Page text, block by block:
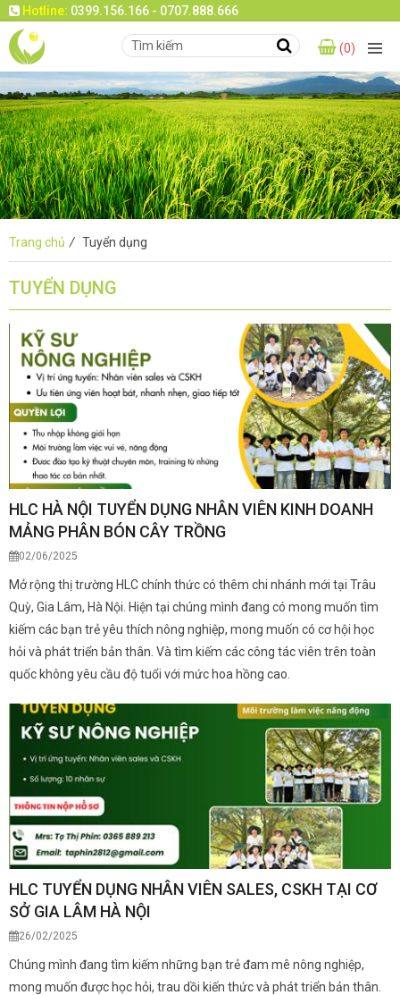
Hotline: 0399.156.166 - 0707.888.666
(0)
Trang chủ / Tuyển dụng
TUYỂN DỤNG
HLC HÀ NỘI TUYỂN DỤNG NHÂN VIÊN KINH DOANH
MẢNG PHÂN BÓN CÂY TRỒNG
02/06/2025
Mở rộng thị trường HLC chính thức có thêm chi nhánh mới tại Trâu
Quỳ, Gia Lâm, Hà Nội. Hiện tại chúng mình đang có mong muốn tìm
kiếm các bạn trẻ yêu thích nông nghiệp, mong muốn có cơ hội học
hỏi và phát triển bản thân. Và tìm kiếm các công tác viên trên toàn
quốc không yêu cầu độ tuổi với mức hoa hồng cao.
HLC TUYỂN DỤNG NHÂN VIÊN SALES, CSKH TẠI CƠ
SỞ GIA LÂM HÀ NỘI
26/02/2025
Chúng mình đang tìm kiếm những bạn trẻ đam mê nông nghiệp,
mong muốn được học hỏi, trau dồi kiến thức và phát triển bản thân.